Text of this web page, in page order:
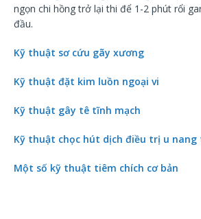
ngọn chi hồng trở lại thi để 1-2 phút rổi
đầu.
Kỹ thuật sơ cứu gãy xương
Kỹ thuật đặt kim luồn ngoại vi
Kỹ thuật gây tê tĩnh mạch
Kỹ thuật chọc hút dịch điều trị u nang
Một số kỹ thuật tiêm chích cơ bản